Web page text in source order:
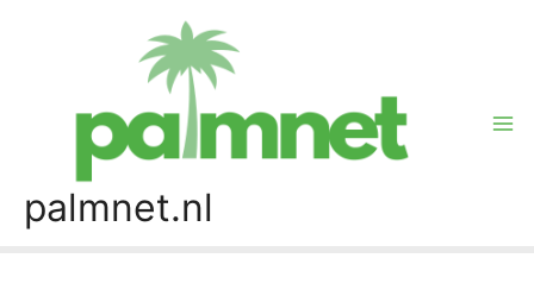
palmnet.nl